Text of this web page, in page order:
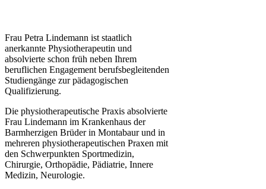
Frau Petra Lindemann ist staatlich
anerkannte Physiotherapeutin und
absolvierte schon früh neben Ihrem
beruflichen Engagement berufsbegleitenden
Studiengänge zur pädagogischen
Qualifizierung.
Die physiotherapeutische Praxis absolvierte
Frau Lindemann im Krankenhaus der
Barmherzigen Brüder in Montabaur und in
mehreren physiotherapeutischen Praxen mit
den Schwerpunkten Sportmedizin,
Chirurgie, Orthopädie, Pädiatrie, Innere
Medizin, Neurologie.